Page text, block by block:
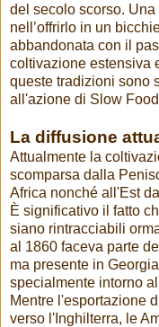
del secolo scorso.
nell’offrirlo in un
abbandonata con il
coltivazione estensiva
queste tradizioni sono
all'azione di Slow
La diffusione
Attualmente la
scomparsa dalla
Africa nonché all'Est
È significativo il fatto
siano rintracciabili
al 1860 faceva parte
ma presente in
specialmente intorno
Mentre l'esportazione
verso l'Inghilterra, le